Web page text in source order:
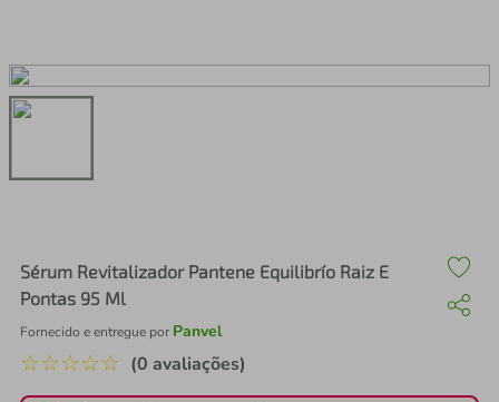
Sérum Revitalizador Pantene Equilibrío Raiz E
Pontas 95 Ml
Fornecido e entregue por Panvel
☆☆☆☆☆ (0 avaliações)